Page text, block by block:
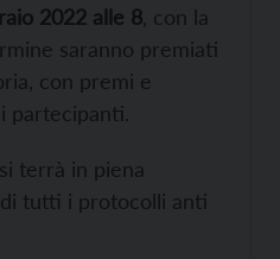
2022 alle 8 , con la
saranno premiati
con premi e
partecipanti.
terrà in piena
tutti i protocolli anti